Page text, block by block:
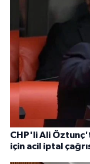
CHP'li Ali
için acil iptal